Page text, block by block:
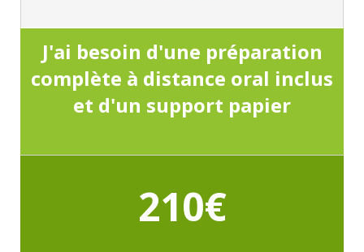
J'ai besoin d'une préparation
complète à distance oral inclus
et d'un support papier
210€